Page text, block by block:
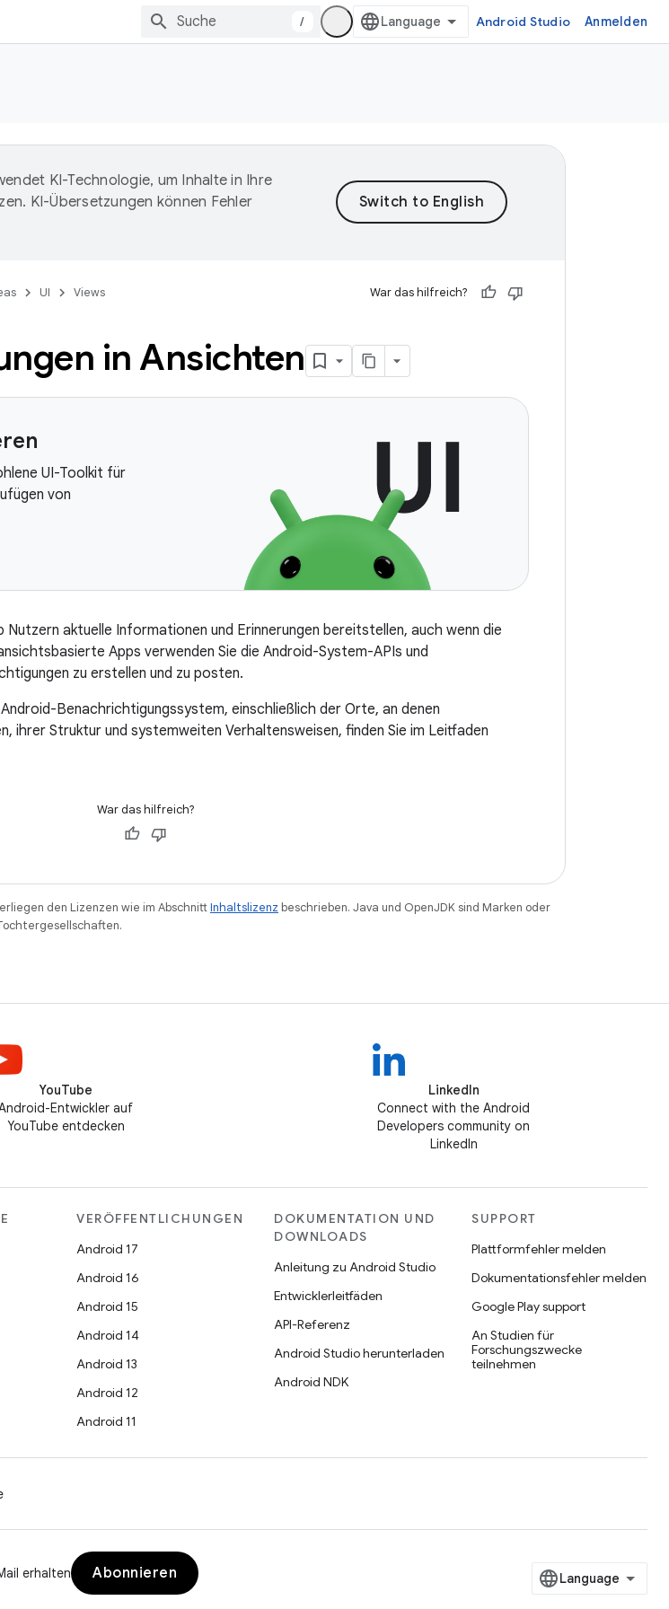
/ Android Studio Anmelden
KI-Technologie, um Inhalte in Ihre
KI-Übersetzungen können Fehler
UI Views War das hilfreich?
in Ansichten
UI-Toolkit für
von
aktuelle Informationen und Erinnerungen bereitstellen, auch wenn die
Apps verwenden Sie die Android-System-APIs und
zu erstellen und zu posten.
Benachrichtigungssystem, einschließlich der Orte, an denen
ihrer Struktur und systemweiten Verhaltensweisen, finden Sie im Leitfaden
War das hilfreich?
den Lizenzen wie im AbschnittInhaltslizenz beschrieben. Java und OpenJDK sind Marken oder
YouTube
Entwickler auf
YouTube entdecken
LinkedIn
Connect with the Android
Developers community on
LinkedIn
VERÖFFENTLICHUNGEN
Android 17
Android 16
Android 15
Android 14
Android 13
Android 12
Android 11
DOKUMENTATION UND
DOWNLOADS
Anleitung zu Android Studio
Entwicklerleitfäden
API-Referenz
Android Studio herunterladen
Android NDK
SUPPORT
Plattformfehler melden
Dokumentationsfehler melden
Google Play support
An Studien für
Forschungszwecke
teilnehmen
erhalten Abonnieren